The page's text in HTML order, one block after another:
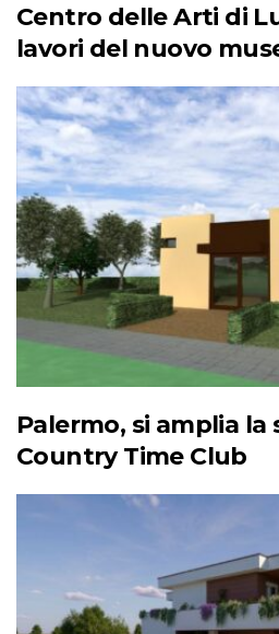
Centro delle Arti di
lavori del nuovo
Palermo, si amplia la
Country Time Club